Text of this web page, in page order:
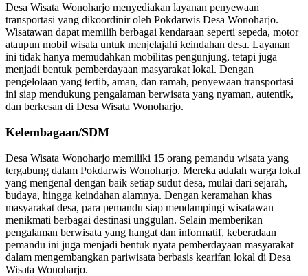
Desa Wisata Wonoharjo menyediakan layanan penyewaan
transportasi yang dikoordinir oleh Pokdarwis Desa Wonoharjo.
Wisatawan dapat memilih berbagai kendaraan seperti sepeda, motor
ataupun mobil wisata untuk menjelajahi keindahan desa. Layanan
ini tidak hanya memudahkan mobilitas pengunjung, tetapi juga
menjadi bentuk pemberdayaan masyarakat lokal. Dengan
pengelolaan yang tertib, aman, dan ramah, penyewaan transportasi
ini siap mendukung pengalaman berwisata yang nyaman, autentik,
dan berkesan di Desa Wisata Wonoharjo.
Kelembagaan/SDM
Desa Wisata Wonoharjo memiliki 15 orang pemandu wisata yang
tergabung dalam Pokdarwis Wonoharjo. Mereka adalah warga lokal
yang mengenal dengan baik setiap sudut desa, mulai dari sejarah,
budaya, hingga keindahan alamnya. Dengan keramahan khas
masyarakat desa, para pemandu siap mendampingi wisatawan
menikmati berbagai destinasi unggulan. Selain memberikan
pengalaman berwisata yang hangat dan informatif, keberadaan
pemandu ini juga menjadi bentuk nyata pemberdayaan masyarakat
dalam mengembangkan pariwisata berbasis kearifan lokal di Desa
Wisata Wonoharjo.